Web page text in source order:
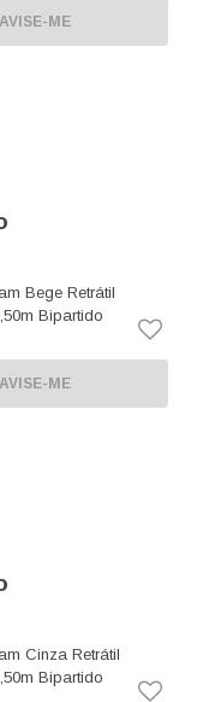
AVISE-ME
Bege Retrátil
Bipartido
AVISE-ME
Cinza Retrátil
Bipartido